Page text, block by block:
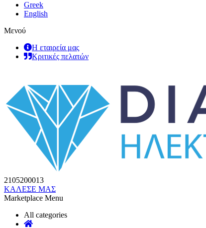
Greek
English
Μενού
Η εταιρεία μας
Κριτικές πελατών
2105200013
ΚΑΛΕΣΕ ΜΑΣ
Marketplace Menu
All categories